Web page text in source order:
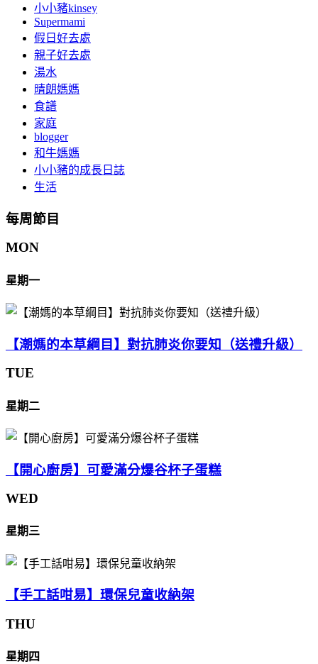
小小豬kinsey
Supermami
假日好去處
親子好去處
湯水
晴朗媽媽
食譜
家庭
blogger
和牛媽媽
小小豬的成長日誌
生活
每周節目
MON
星期一
【潮媽的本草綱目】對抗肺炎你要知（送禮升級）
TUE
星期二
【開心廚房】可愛滿分爆谷杯子蛋糕
WED
星期三
【手工話咁易】環保兒童收納架
THU
星期四